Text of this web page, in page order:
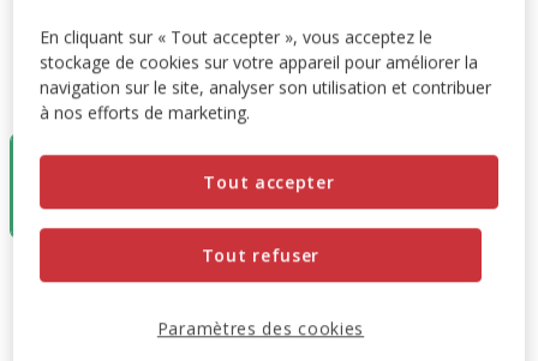
Taille:20x20x15cm
50%
8.16€
Prix antérieur 16.32€, Vous économisez 50%, Prix final
16.32€ -50%
En cliquant sur « Tout accepter », vous acceptez le
stockage de cookies sur votre appareil pour améliorer la
navigation sur le site, analyser son utilisation et contribuer
à nos efforts de marketing.
Tout refuser
Tout accepter
Paramètres des cookies